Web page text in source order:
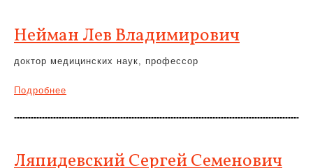
Нейман Лев Владимирович
доктор медицинских наук, профессор
Подробнее
Ляпидевский Сергей Семенович